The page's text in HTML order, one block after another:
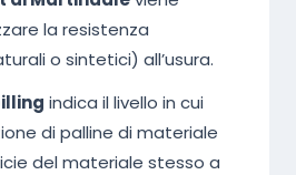
la resistenza
o sintetici) all’usura.
indica il livello in cui
di palline di materiale
del materiale stesso a